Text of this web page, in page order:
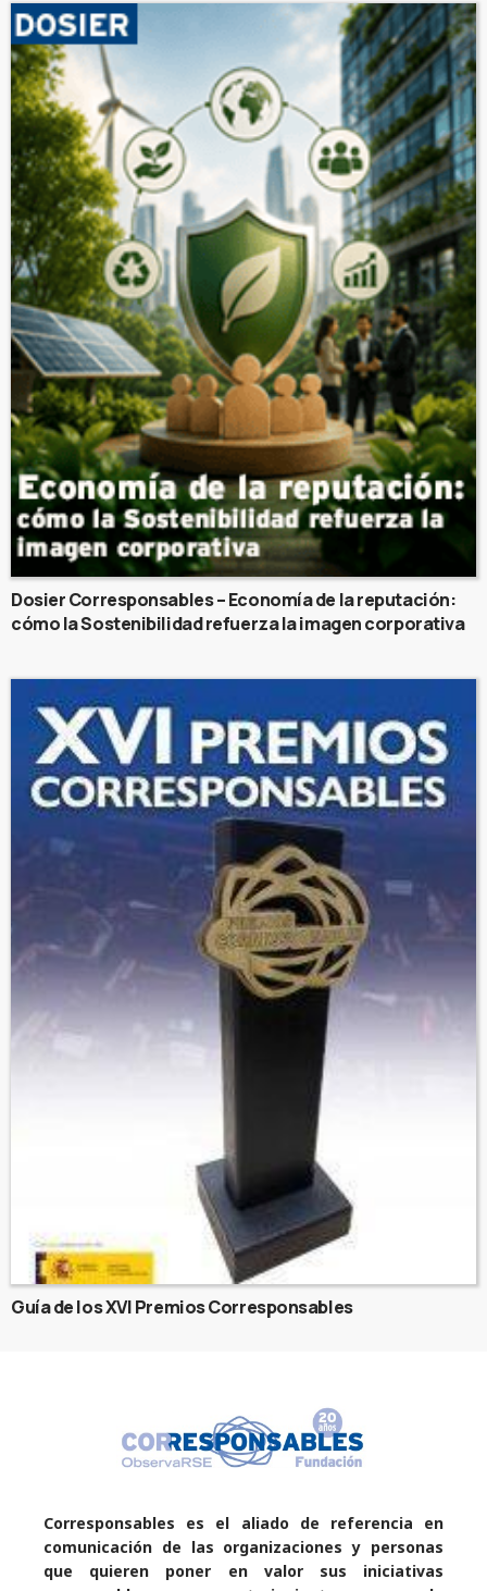
Dosier Corresponsables – Economía de la reputación:
cómo la Sostenibilidad refuerza la imagen corporativa
Guía de los XVI Premios Corresponsables
Corresponsables es el aliado de referencia en
comunicación de las organizaciones y personas
que quieren poner en valor sus iniciativas